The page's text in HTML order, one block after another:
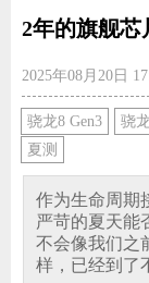
导购
图赏
2年的旗舰芯
2025年08月20日
骁龙8 Gen3 骁
夏测
作为生命周期
严苛的夏天能
不会像我们之
样，已经到了